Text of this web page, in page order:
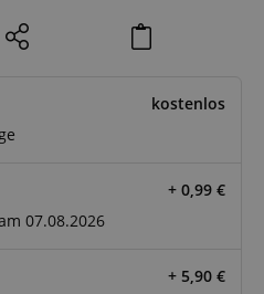
kostenlos
+ 0,99 €
07.08.2026
+ 5,90 €